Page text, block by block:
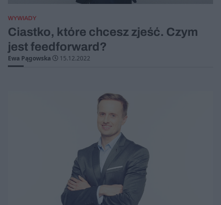
WYWIADY
Ciastko, które chcesz zjeść. Czym
jest feedforward?
Ewa Pągowska 15.12.2022